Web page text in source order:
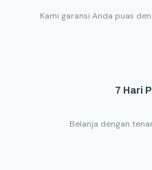
Kami garansi Anda puas
7 Hari
Belanja dengan